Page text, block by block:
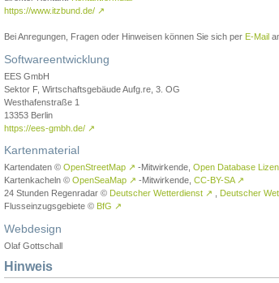
https://www.itzbund.de/ ↗
Bei Anregungen, Fragen oder Hinweisen können Sie sich per E-Mail
Softwareentwicklung
EES GmbH
Sektor F, Wirtschaftsgebäude Aufg.re, 3. OG
Westhafenstraße 1
13353 Berlin
https://ees-gmbh.de/ ↗
Kartenmaterial
Kartendaten © OpenStreetMap ↗ -Mitwirkende, Open Database
Kartenkacheln © OpenSeaMap ↗ -Mitwirkende, CC-BY-SA ↗
24 Stunden Regenradar © Deutscher Wetterdienst ↗ Deutscher
Flusseinzugsgebiete © BfG ↗
Webdesign
Olaf Gottschall
Hinweis